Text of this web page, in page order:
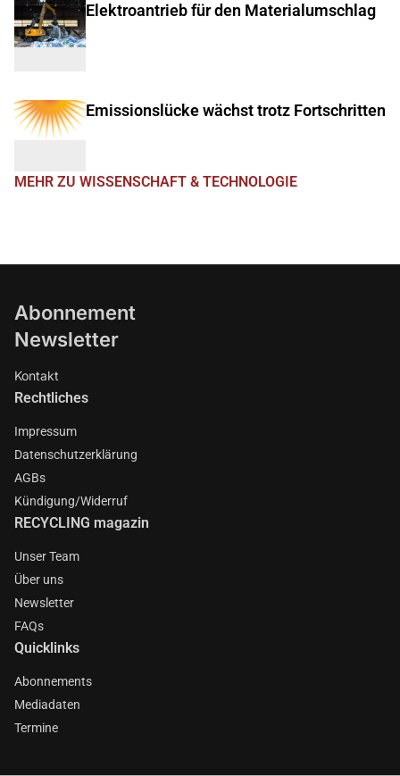
Elektroantrieb für den Materialumschlag
Emissionslücke wächst trotz Fortschritten
MEHR ZU WISSENSCHAFT & TECHNOLOGIE
Abonnement
Newsletter
Kontakt
Rechtliches
Impressum
Datenschutzerklärung
AGBs
Kündigung/Widerruf
RECYCLING magazin
Unser Team
Über uns
Newsletter
FAQs
Quicklinks
Abonnements
Mediadaten
Termine